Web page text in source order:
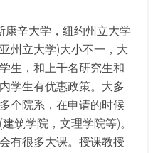
康辛大学，纽约州立大学
州立大学)大小不一，大
生，和上千名研究生和
学生有优惠政策。大多
个院系，在申请的时候
筑学院，文理学院等)。
有很多大课。授课教授